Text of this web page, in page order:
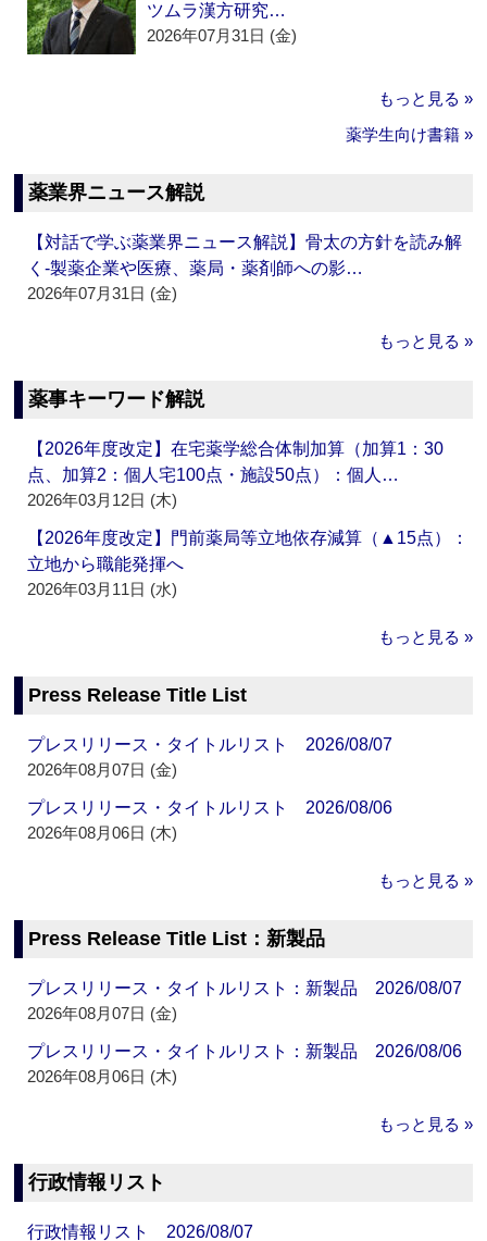
ツムラ漢方研究…
2026年07月31日 (金)
もっと見る »
薬学生向け書籍 »
薬業界ニュース解説
【対話で学ぶ薬業界ニュース解説】骨太の方針を読み解
く‐製薬企業や医療、薬局・薬剤師への影…
2026年07月31日 (金)
もっと見る »
薬事キーワード解説
【2026年度改定】在宅薬学総合体制加算（加算1：30
点、加算2：個人宅100点・施設50点）：個人…
2026年03月12日 (木)
【2026年度改定】門前薬局等立地依存減算（▲15点）：
立地から職能発揮へ
2026年03月11日 (水)
もっと見る »
Press Release Title List
プレスリリース・タイトルリスト 2026/08/07
2026年08月07日 (金)
プレスリリース・タイトルリスト 2026/08/06
2026年08月06日 (木)
もっと見る »
Press Release Title List：新製品
プレスリリース・タイトルリスト：新製品 2026/08/07
2026年08月07日 (金)
プレスリリース・タイトルリスト：新製品 2026/08/06
2026年08月06日 (木)
もっと見る »
行政情報リスト
行政情報リスト 2026/08/07